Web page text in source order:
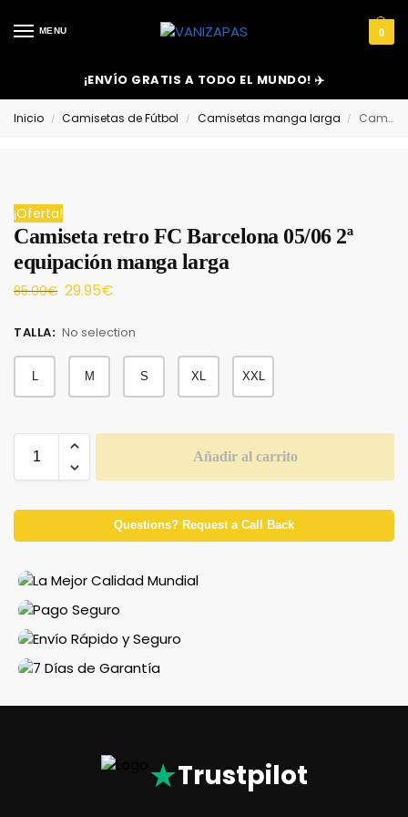
MENU 0
¡ENVÍO GRATIS A TODO EL MUNDO! ✈️
Inicio / Camisetas de Fútbol / Camisetas manga larga / Camiseta retro FC Barcelona 05/06 2ª equipación manga larga
¡Oferta!
Camiseta retro FC Barcelona 05/06 2ª
equipación manga larga
85.00€ 29.95€
TALLA: No selection
L M S XL XXL
Añadir al carrito
Questions? Request a Call Back
★Trustpilot